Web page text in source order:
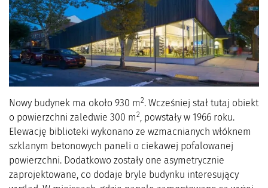
Nowy budynek ma około 930 m2. Wcześniej stał tutaj obiekt
o powierzchni zaledwie 300 m2
, powstały w 1966 roku.
Elewację biblioteki wykonano ze wzmacnianych włóknem
szklanym betonowych paneli o ciekawej pofalowanej
powierzchni. Dodatkowo zostały one asymetrycznie
zaprojektowane, co dodaje bryle budynku interesujący